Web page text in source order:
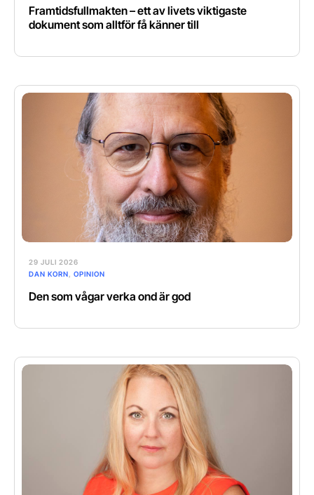
Framtidsfullmakten – ett av livets viktigaste
dokument som alltför få känner till
29 JULI 2026
DAN KORN
OPINION
Den som vågar verka ond är god